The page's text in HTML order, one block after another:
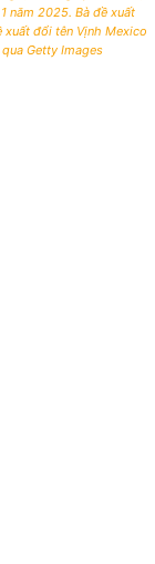
năm 2025. Bà đề xuất
xuất đổi tên Vịnh Mexico
qua Getty Images